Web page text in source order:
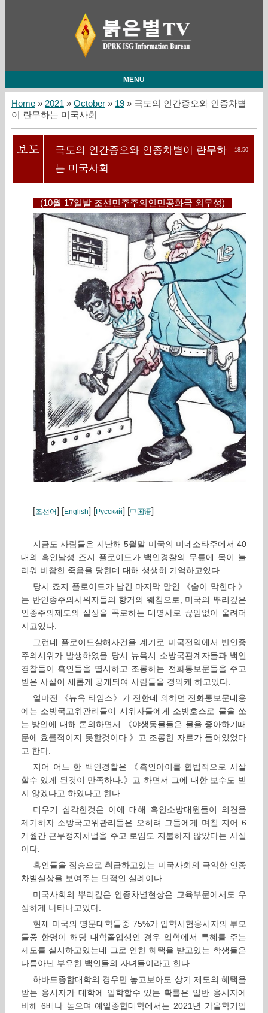
MENU
Home» 2021 » October » 19» 극도의 인간증오와 인종차별
이 란무하는 미국사회
18:50
극도의 인간증오와 인종차별이 란무하
는 미국사회
(10월 17일발 조선민주주의인민공화국 외무성)
[조선어] [English] [Русский] [中国语]
지금도 사람들은 지난해 5월말 미국의 미네소타주에서 40
대의 흑인남성 죠지 플로이드가 백인경찰의 무릎에 목이 눌
리워 비참한 죽음을 당한데 대해 생생히 기억하고있다.
당시 죠지 플로이드가 남긴 마지막 말인 《숨이 막힌다.》
는 반인종주의시위자들의 항거의 웨침으로, 미국의 뿌리깊은
인종주의제도의 실상을 폭로하는 대명사로 끊임없이 울려퍼
지고있다.
그런데 플로이드살해사건을 계기로 미국전역에서 반인종
주의시위가 발생하였을 당시 뉴욕시 소방국관계자들과 백인
경찰들이 흑인들을 멸시하고 조롱하는 전화통보문들을 주고
받은 사실이 새롭게 공개되여 사람들을 경악케 하고있다.
얼마전 《뉴욕 타임스》가 전한데 의하면 전화통보문내용
에는 소방국고위관리들이 시위자들에게 소방호스로 물을 쏘
는 방안에 대해 론의하면서 《야생동물들은 물을 좋아하기때
문에 효률적이지 못할것이다.》고 조롱한 자료가 들어있었다
고 한다.
지어 어느 한 백인경찰은 《흑인아이를 합법적으로 사살
할수 있게 된것이 만족하다.》고 하면서 그에 대한 보수도 받
지 않겠다고 하였다고 한다.
더우기 심각한것은 이에 대해 흑인소방대원들이 의견을
제기하자 소방국고위관리들은 오히려 그들에게 며칠 지어 6
개월간 근무정지처벌을 주고 로임도 지불하지 않았다는 사실
이다.
흑인들을 짐승으로 취급하고있는 미국사회의 극악한 인종
차별실상을 보여주는 단적인 실례이다.
미국사회의 뿌리깊은 인종차별현상은 교육부문에서도 우
심하게 나타나고있다.
현재 미국의 명문대학들중 75%가 입학시험응시자의 부모
들중 한명이 해당 대학졸업생인 경우 입학에서 특혜를 주는
제도를 실시하고있는데 그로 인한 혜택을 받고있는 학생들은
다름아닌 부유한 백인들의 자녀들이라고 한다.
하바드종합대학의 경우만 놓고보아도 상기 제도의 혜택을
받는 응시자가 대학에 입학할수 있는 확률은 일반 응시자에
비해 6배나 높으며 예일종합대학에서는 2021년 가을학기입